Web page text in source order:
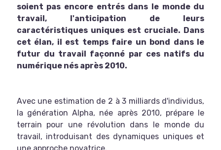
soient pas encore entrés dans le monde du
travail, l'anticipation de leurs
caractéristiques uniques est cruciale. Dans
cet élan, il est temps faire un bond dans le
futur du travail façonné par ces natifs du
numérique nés après 2010.
Avec une estimation de 2 à 3 milliards d'individus,
la génération Alpha, née après 2010, prépare le
terrain pour une révolution dans le monde du
travail, introduisant des dynamiques uniques et